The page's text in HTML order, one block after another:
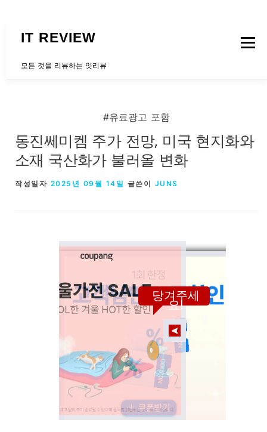
IT REVIEW
모든 것을 리뷰하는 잇리뷰
메뉴
#유료광고 포함
동진쎄미켐 주가 전망, 미국 현지화와
소재 국산화가 불러올 변화
작성일자 2025년 09월 14일 글쓴이 JUNS
당겨주세
요!